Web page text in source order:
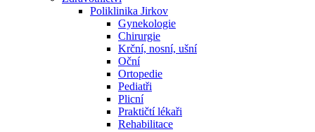
Poliklinika Jirkov
Gynekologie
Chirurgie
Krční, nosní, ušní
Oční
Ortopedie
Pediatři
Plicní
Praktičtí lékaři
Rehabilitace